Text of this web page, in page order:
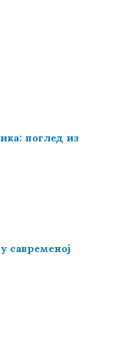
поглед из
савременој